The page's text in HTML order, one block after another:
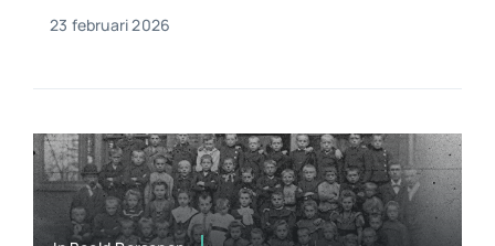
23 februari 2026